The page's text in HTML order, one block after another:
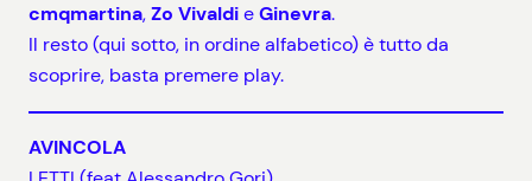
cmqmartina,Zo VivaldieGinevra.
Il resto (qui sotto, in ordine alfabetico) è tutto da
scoprire, basta premere play.
AVINCOLA